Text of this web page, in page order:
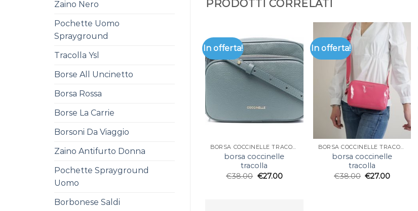
Zaino Nero
Pochette Uomo
Sprayground
Tracolla Ysl
Borse All Uncinetto
Borsa Rossa
Borse La Carrie
Borsoni Da Viaggio
Zaino Antifurto Donna
Pochette Sprayground
Uomo
Borbonese Saldi
PRODOTTI CORRELATI
In offerta!
BORSA COCCINELLE TRACOLLA
borsa coccinelle
tracolla
€38.00 €27.00
In offerta!
BORSA COCCINELLE TRACOLLA
borsa coccinelle
tracolla
€38.00 €27.00